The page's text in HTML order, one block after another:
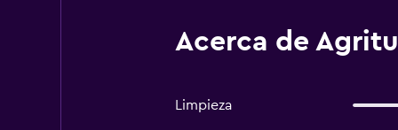
Acerca de
Limpieza